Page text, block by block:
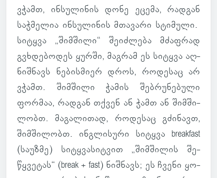
ვჭამთ, ინ­სუ­ლი­ნის დონე ეცემა, რად­გან
საჭ­მე­ლია ინ­სუ­ლი­ნის მთა­ვარი სტი­მული.
სი­ტყვა „შიმ­შილი“ შე­იძ­ლება მძაფ­რად
გვხდე­ბო­დეს ყურში, მაგ­რამ ეს სი­ტყვა აღ­
ნიშ­ნავს ნე­ბის­მიერ დროს, რო­დე­საც არ
ვჭამთ. შიმ­შილი ჭამის შებ­რუ­ნე­ბული
ფორ­მაა, რად­გან თქვენ ან ჭამთ ან შიმ­ში­
ლობთ. მა­გა­ლი­თად, რო­დე­საც გძი­ნავთ,
შიმ­ში­ლობთ. ინ­გლი­სური სი­ტყვა breakfast
(სა­უზმე) სი­ტყვა­სიტ­ვით „შიმ­ში­ლის შე­
წყვე­ტას“ (break + fast) ნიშ­ნავს; ეს ჩვენი ყო­